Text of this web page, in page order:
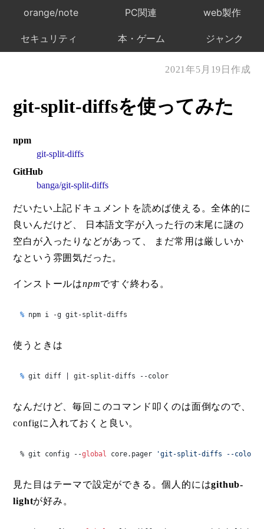
orange/note PC関連 web製作
セキュリティ 本・ゲーム ジャンク
2021年5月19日作成
git-split-diffsを使ってみた
npm
git-split-diffs
GitHub
banga/git-split-diffs
だいたい上記ドキュメントを読めば使える。全体的に
良いんだけど、 日本語文字が入った行の末尾に謎の
空白が入ったりなどがあって、 まだ常用は厳しいか
なという雰囲気だった。
インストールはnpmですぐ終わる。
% npm i -g git-split-diffs
使うときは
% git diff | git-split-diffs --color
なんだけど、毎回このコマンド叩くのは面倒なので、
configに入れておくと良い。
% git config --global core.pager 'git-split-diffs --color'
見た目はテーマで設定ができる。個人的にはgithub-
lightが好み。